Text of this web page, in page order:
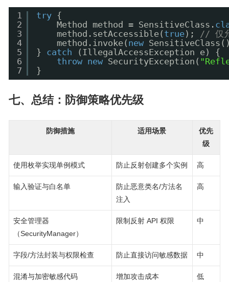
1
2
3
4
5
6
7
try {
Method method = SensitiveClass.
method.setAccessible( true); // 仅
method.invoke( new
} catch
(IllegalAccessException e) {
throw new SecurityException(
}
七、总结：防御策略优先级
防御措施 适用场景
优先
级
使用枚举实现单例模式 防止反射创建多个实例 高
输入验证与白名单
防止恶意类名/方法名
注入
高
安全管理器
（SecurityManager）
限制反射 API 权限 中
字段/方法封装与权限检查 防止直接访问敏感数据 中
混淆与加密敏感代码 增加攻击成本 低